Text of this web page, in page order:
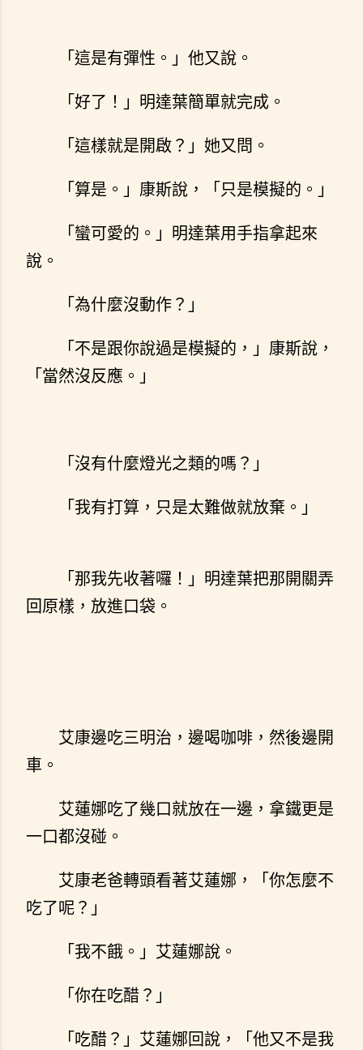
「這是有彈性。」他又說。
「好了！」明達葉簡單就完成。
「這樣就是開啟？」她又問。
「算是。」康斯說，「只是模擬的。」
「蠻可愛的。」明達葉用手指拿起來
說。
「為什麼沒動作？」
「不是跟你說過是模擬的，」康斯說，
「當然沒反應。」
「沒有什麼燈光之類的嗎？」
「我有打算，只是太難做就放棄。」
「那我先收著囉！」明達葉把那開關弄
回原樣，放進口袋。
艾康邊吃三明治，邊喝咖啡，然後邊開
車。
艾蓮娜吃了幾口就放在一邊，拿鐵更是
一口都沒碰。
艾康老爸轉頭看著艾蓮娜，「你怎麼不
吃了呢？」
「我不餓。」艾蓮娜說。
「你在吃醋？」
「吃醋？」艾蓮娜回說，「他又不是我